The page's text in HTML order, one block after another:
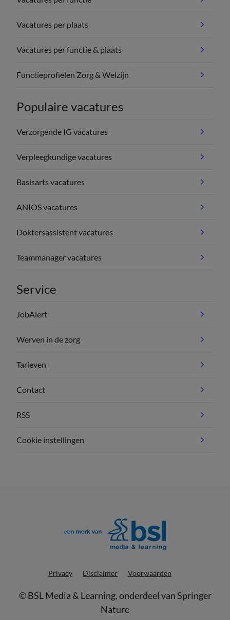
Vacatures per plaats
Vacatures per functie & plaats
Functieprofielen Zorg & Welzijn
Populaire vacatures
Verzorgende IG vacatures
Verpleegkundige vacatures
Basisarts vacatures
ANIOS vacatures
Doktersassistent vacatures
Teammanager vacatures
Service
JobAlert
Werven in de zorg
Tarieven
Contact
RSS
Cookie instellingen
Privacy Disclaimer Voorwaarden
©BSL Media & Learning, onderdeel vanSpringer
Nature